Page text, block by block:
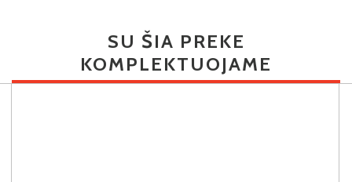
SU ŠIA PREKE
KOMPLEKTUOJAME